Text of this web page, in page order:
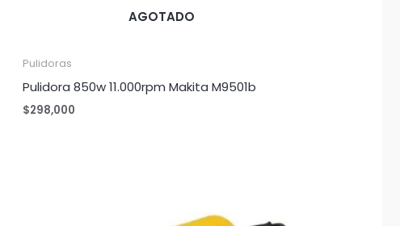
AGOTADO
Pulidoras
Pulidora 850w 11.000rpm Makita M9501b
$298,000